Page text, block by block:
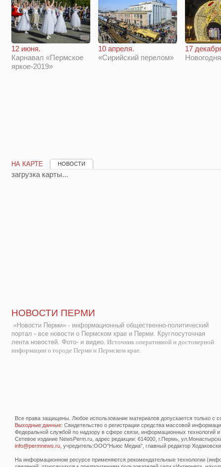
12 июня.
Карнавал «Пермское
яркое-2019»
10 апреля.
«Сирийский перелом»
17
НА КАРТЕ НОВОСТИ
загрузка карты...
НОВОСТИ ПЕРМИ
«Новости Перми» - информационный общественно-политический
портал - все новости о Пермском крае и Перми. Круглосуточная
лента новостей. Фото- и видео. Источник оперативной и достоверной
информации о городе Перми и Пермском крае.
Все права защищены. Любое использование материалов допускается только с
Выходные данные: Свидетельство о регистрации средства массовой
Федеральной службой по надзору в сфере связи, информационных технологий
Сетевое издание NewsPerm.ru, адрес редакции: 614000, г.Пермь,
info@permnews.ru , учредитель:ООО"Ньюс Медиа", главный редактор
На информационном ресурсе применяются рекомендательные технологии